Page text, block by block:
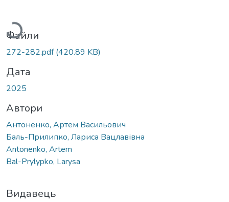
Вантажиться...
Файли
272-282.pdf(420.89 KB)
Дата
2025
Автори
Антоненко, Артем Васильович
Баль-Прилипко, Лариса Вацлавівна
Antonenko, Artem
Bal-Prylypko, Larysa
Видавець